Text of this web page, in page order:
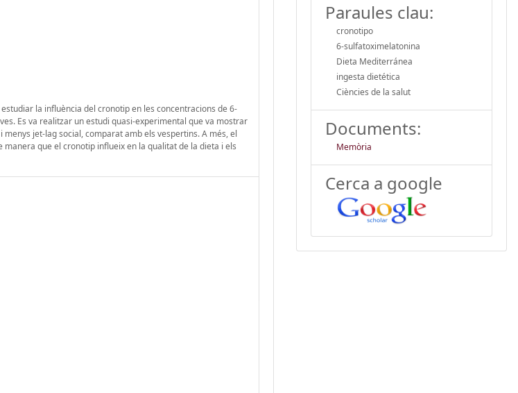
la influència del cronotip en les concentracions de 6-
Es va realitzar un estudi quasi-experimental que va mostrar
jet-lag social, comparat amb els vespertins. A més, el
que el cronotip influeix en la qualitat de la dieta i els
Paraules clau:
cronotipo
6-sulfatoximelatonina
Dieta Mediterránea
ingesta dietética
Ciències de la salut
Documents:
Memòria
Cerca a google